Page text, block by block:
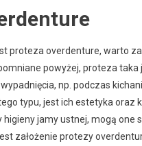
proteza overdenture, warto
powyżej, proteza
np. podczas
typu, jest ich estetyka
jamy ustnej, mogą one
założenie protezy